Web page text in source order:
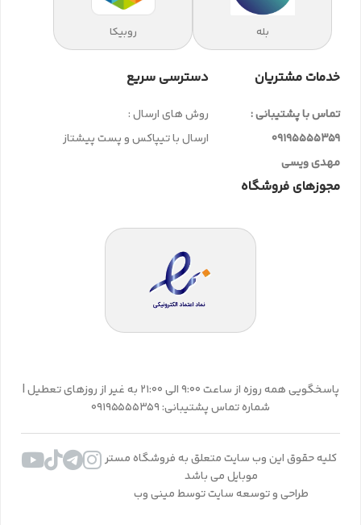
بله روبیکا
خدمات مشتریان
تماس با پشتیبانی :
09195555359
مهدی ویسی
دسترسی سریع
روش های ارسال :
ارسال با تیپاکس و پست پیشتاز
مجوزهای فروشگاه
پاسخگویی همه روزه از ساعت 9:00 الی 21:00 به غیر از روزهای تعطیل |
شماره تماس پشتیبانی: 09195555359
کلیه حقوق این وب سایت متعلق به فروشگاه مستر
موبایل می باشد
طراحی و توسعه سایت توسط مینی وب